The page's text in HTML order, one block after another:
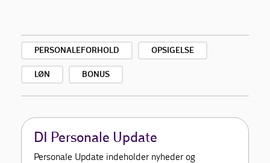
PERSONALEFORHOLD OPSIGELSE
LØN BONUS
DI Personale Update
Personale Update indeholder nyheder og